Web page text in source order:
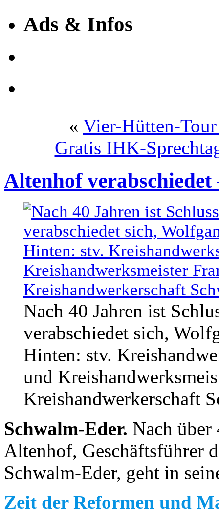
Ads & Infos
« Vier-Hütten-
Gratis IHK-
Altenhof
Nach 40 Jahren ist
verabschiedet sich,
Hinten: stv.
und
Kreishandwerkerschaft
Schwalm-Eder. Nach über
Altenhof, Geschäftsführer
Schwalm-Eder, geht in
Zeit der Reformen und